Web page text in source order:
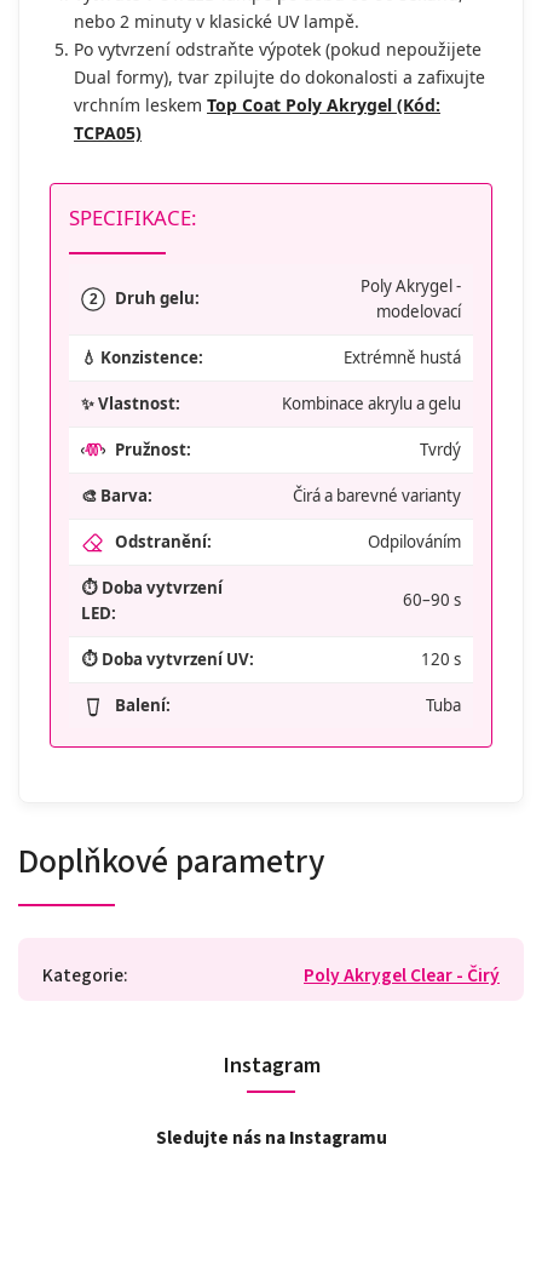
nebo 2 minuty v klasické UV lampě.
Po vytvrzení odstraňte výpotek (pokud nepoužijete
Dual formy), tvar zpilujte do dokonalosti a zafixujte
vrchním leskem Top Coat Poly Akrygel (Kód:
TCPA05)
SPECIFIKACE:
2 Druh gelu:
Poly Akrygel -
modelovací
💧 Konzistence: Extrémně hustá
✨ Vlastnost: Kombinace akrylu a gelu
Pružnost: Tvrdý
🎨 Barva: Čirá a barevné varianty
Odstranění: Odpilováním
⏱️ Doba vytvrzení
LED:
60–90 s
⏱️ Doba vytvrzení UV: 120 s
Balení: Tuba
Doplňkové parametry
Kategorie: Poly Akrygel Clear - Čirý
Instagram
Sledujte nás na Instagramu